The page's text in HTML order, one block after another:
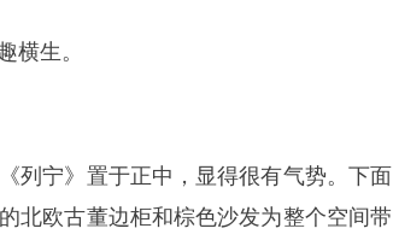
横生。
列宁》置于正中，显得很有气势。下面
北欧古董边柜和棕色沙发为整个空间带